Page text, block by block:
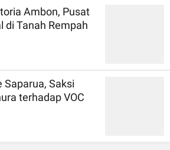
Ambon, Pusat
di Tanah Rempah
Saparua, Saksi
terhadap VOC